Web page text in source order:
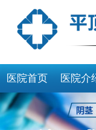
医院首页 医院介